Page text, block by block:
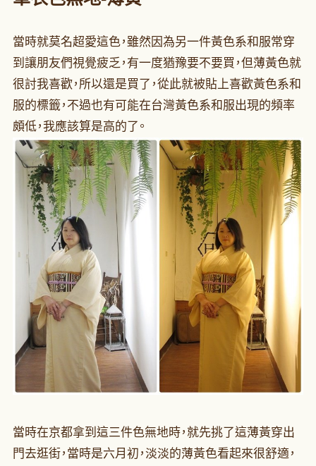
當時就莫名超愛這色，雖然因為另一件黃色系和服常穿
到讓朋友們視覺疲乏，有一度猶豫要不要買，但薄黃色就
很討我喜歡，所以還是買了，從此就被貼上喜歡黃色系和
服的標籤，不過也有可能在台灣黃色系和服出現的頻率
頗低，我應該算是高的了。
當時在京都拿到這三件色無地時，就先挑了這薄黃穿出
門去逛街，當時是六月初，淡淡的薄黃色看起來很舒適，